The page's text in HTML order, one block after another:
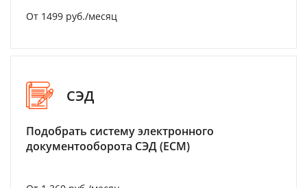
От 1499 руб./месяц
СЭД
Подобрать систему электронного
документооборота СЭД (ECM)